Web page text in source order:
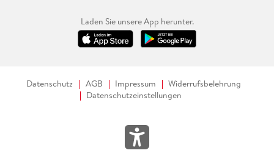
Laden Sie unsere App herunter.
Datenschutz AGB Impressum
Widerrufsbelehrung
Datenschutzeinstellungen